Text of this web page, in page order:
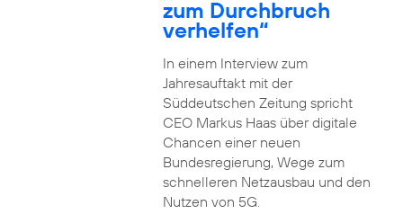
zum Durchbruch
verhelfen“
In einem Interview zum
Jahresauftakt mit der
Süddeutschen Zeitung spricht
CEO Markus Haas über digitale
Chancen einer neuen
Bundesregierung, Wege zum
schnelleren Netzausbau und den
Nutzen von 5G.